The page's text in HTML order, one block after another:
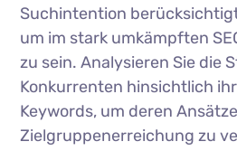
Suchintention
um im stark umkämpften
zu sein. Analysieren Sie die
Konkurrenten hinsichtlich
Keywords, um deren
Zielgruppenerreichung zu